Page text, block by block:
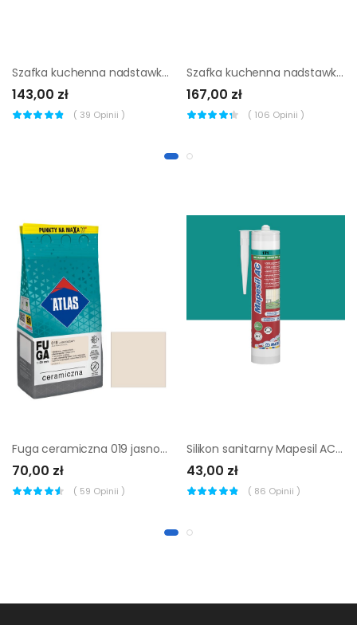
Szafka kuchenna nadstawka głęboka Shiran 2 40 cm kolor orzech/szary
143,00 zł
( 39 Opinii )
Szafka kuchenna nadstawka głęboka Shiran 2 60 cm kolor orzech/szary
167,00 zł
( 106 Opinii )
Fuga ceramiczna 019 jasnobeżowy 5 kg Atlas
70,00 zł
( 59 Opinii )
Silikon sanitarny Mapesil AC 171 310 ml Turkusowy Mapei
43,00 zł
( 86 Opinii )